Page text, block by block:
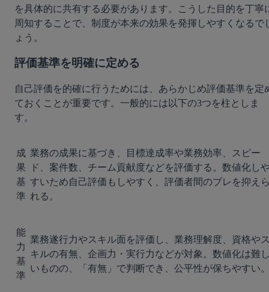
を具体的に共有する必要があります。こうした目的を丁寧
周知することで、制度が本来の効果を発揮しやすくなるで
ょう。
評価基準を明確に定める
自己評価を的確に行うためには、あらかじめ評価基準を定
ておくことが重要です。一般的には以下の3つを柱としま
す。
成
果
基
準
業務の成果に基づき、目標達成率や業務効率、スピー
ド、案件数、チーム貢献度などを評価する。数値化し
すいため自己評価もしやすく、評価者間のブレを抑え
れる。
能
力
基
準
業務遂行力やスキル面を評価し、業務理解度、資格や
キルの有無、企画力・実行力などが対象。数値化は難
いものの、「有無」で判断でき、公平性が保ちやすい